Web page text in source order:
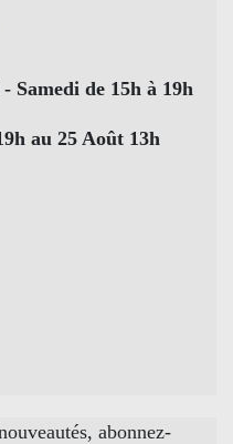
Samedi de 15h à 19h
au 25 Août 13h
abonnez-